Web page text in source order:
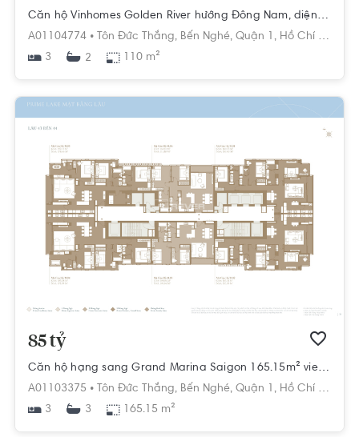
Căn hộ Vinhomes Golden River hướng Đông Nam, diện tích 110m²
A01104774 • Tôn Đức Thắng, Bến Nghé, Quận 1, Hồ Chí Minh
3
2 110 m²
85 tỷ
Căn hộ hạng sang Grand Marina Saigon 165.15m² view sông đẹp nhất tòa Lake
A01103375 •
Tôn Đức Thắng, Bến Nghé, Quận 1, Hồ Chí Minh
3
3 165.15 m²